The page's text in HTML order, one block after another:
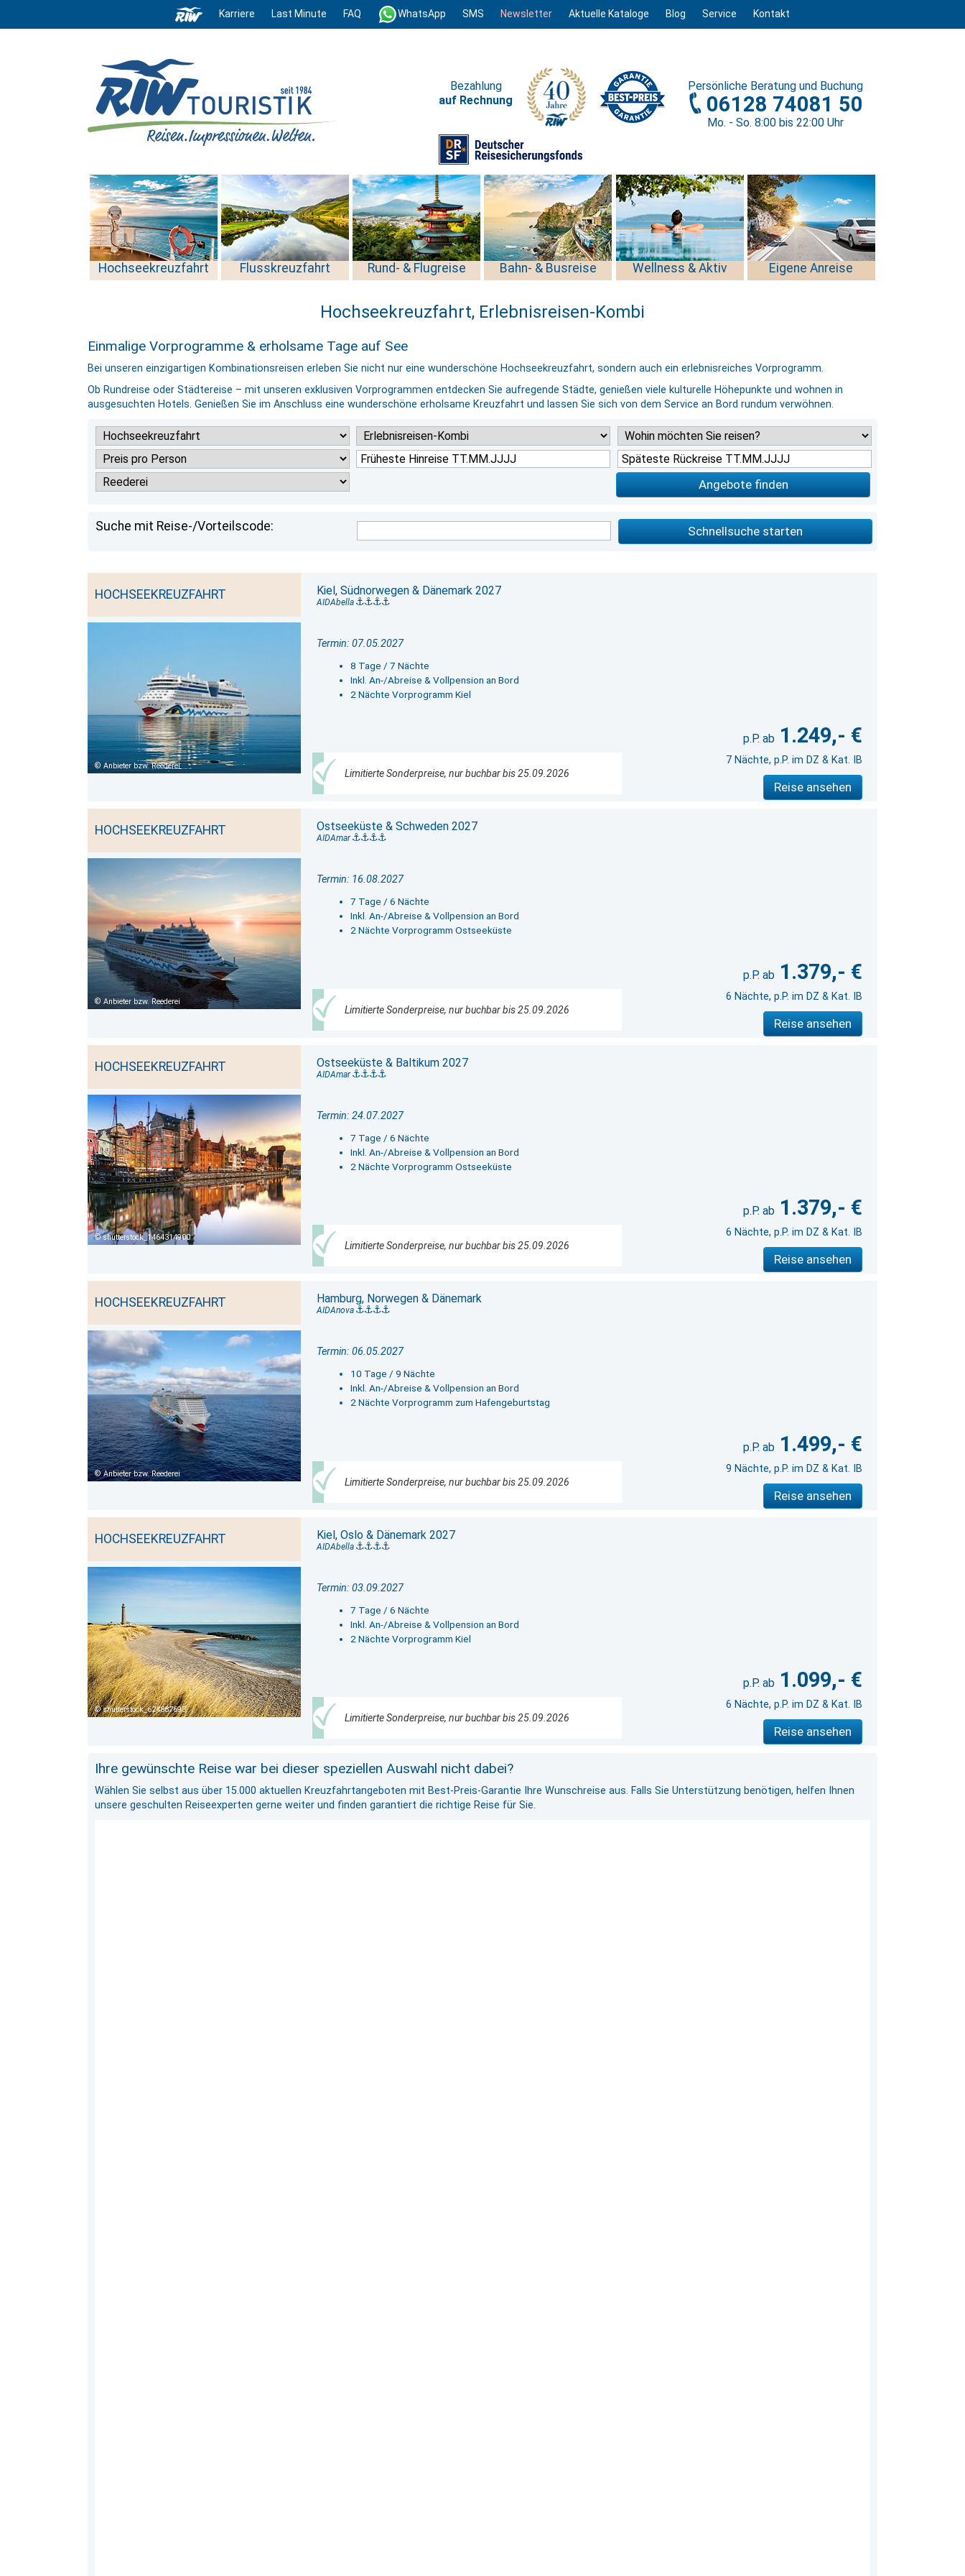
Karriere Last Minute FAQ WhatsApp SMS Newsletter Aktuelle Kataloge Blog Service Kontakt
Persönliche Beratung und Buchung
06128 74081 50
Mo. - So. 8:00 bis 22:00 Uhr
Bezahlung
auf Rechnung
Hochseekreuzfahrt Flusskreuzfahrt Rund- & Flugreise Bahn- & Busreise Wellness & Aktiv Eigene Anreise
Hochseekreuzfahrt, Erlebnisreisen-Kombi
Einmalige Vorprogramme & erholsame Tage auf See
Bei unseren einzigartigen Kombinationsreisen erleben Sie nicht nur eine wunderschöne Hochseekreuzfahrt, sondern auch ein erlebnisreiches Vorprogramm.
Ob Rundreise oder Städtereise – mit unseren exklusiven Vorprogrammen entdecken Sie aufregende Städte, genießen viele kulturelle Höhepunkte und wohnen in
ausgesuchten Hotels. Genießen Sie im Anschluss eine wunderschöne erholsame Kreuzfahrt und lassen Sie sich von dem Service an Bord rundum verwöhnen.
Angebote finden
Suche mit Reise-/Vorteilscode: Schnellsuche starten
HOCHSEEKREUZFAHRT
Anbieter bzw. Reederei
Kiel, Südnorwegen & Dänemark 2027
AIDAbella
Termin: 07.05.2027
8 Tage / 7 Nächte
Inkl. An-/Abreise & Vollpension an Bord
2 Nächte Vorprogramm Kiel
Limitierte Sonderpreise, nur buchbar bis 25.09.2026
1.249,- €
7 Nächte, p.P. im DZ & Kat. IB
Reise ansehen
HOCHSEEKREUZFAHRT
Anbieter bzw. Reederei
Ostseeküste & Schweden 2027
AIDAmar
Termin: 16.08.2027
7 Tage / 6 Nächte
Inkl. An-/Abreise & Vollpension an Bord
2 Nächte Vorprogramm Ostseeküste
Limitierte Sonderpreise, nur buchbar bis 25.09.2026
1.379,- €
6 Nächte, p.P. im DZ & Kat. IB
Reise ansehen
HOCHSEEKREUZFAHRT
shutterstock_1464314900
Ostseeküste & Baltikum 2027
AIDAmar
Termin: 24.07.2027
7 Tage / 6 Nächte
Inkl. An-/Abreise & Vollpension an Bord
2 Nächte Vorprogramm Ostseeküste
Limitierte Sonderpreise, nur buchbar bis 25.09.2026
1.379,- €
6 Nächte, p.P. im DZ & Kat. IB
Reise ansehen
HOCHSEEKREUZFAHRT
Anbieter bzw. Reederei
Hamburg, Norwegen & Dänemark
AIDAnova
Termin: 06.05.2027
10 Tage / 9 Nächte
Inkl. An-/Abreise & Vollpension an Bord
2 Nächte Vorprogramm zum Hafengeburtstag
Limitierte Sonderpreise, nur buchbar bis 25.09.2026
1.499,- €
9 Nächte, p.P. im DZ & Kat. IB
Reise ansehen
HOCHSEEKREUZFAHRT
shutterstock_624887693
Kiel, Oslo & Dänemark 2027
AIDAbella
Termin: 03.09.2027
7 Tage / 6 Nächte
Inkl. An-/Abreise & Vollpension an Bord
2 Nächte Vorprogramm Kiel
Limitierte Sonderpreise, nur buchbar bis 25.09.2026
1.099,- €
6 Nächte, p.P. im DZ & Kat. IB
Reise ansehen
Ihre gewünschte Reise war bei dieser speziellen Auswahl nicht dabei?
Wählen Sie selbst aus über 15.000 aktuellen Kreuzfahrtangeboten mit Best-Preis-Garantie Ihre Wunschreise aus. Falls Sie Unterstützung benötigen, helfen Ihnen
unsere geschulten Reiseexperten gerne weiter und finden garantiert die richtige Reise für Sie.